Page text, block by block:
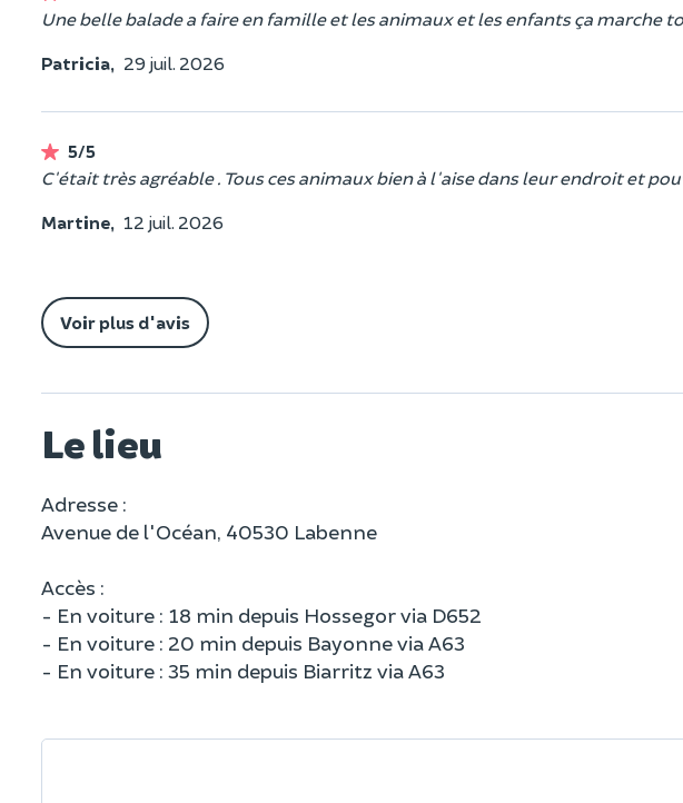
Une belle balade a faire en famille et les animaux et les enfants ça marche
Patricia, 29 juil. 2026
5/5
C'était très agréable . Tous ces animaux bien à l'aise dans leur endroit et
Martine, 12 juil. 2026
Voir plus d'avis
Le lieu
Adresse :
Avenue de l'Océan, 40530 Labenne
Accès :
- En voiture : 18 min depuis Hossegor via D652
- En voiture : 20 min depuis Bayonne via A63
- En voiture : 35 min depuis Biarritz via A63